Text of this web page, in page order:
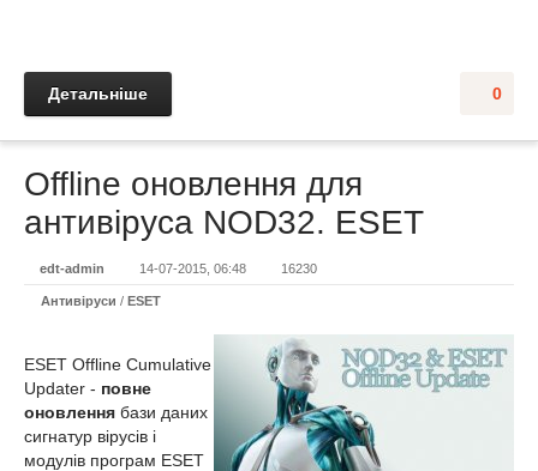
0
Детальніше
Offline оновлення для
антивіруса NOD32. ESET
edt-admin 14-07-2015, 06:48 16230
Антивіруси / ESET
ESET Offline Cumulative
Updater - повне
оновлення бази даних
сигнатур вірусів і
модулів програм ESET